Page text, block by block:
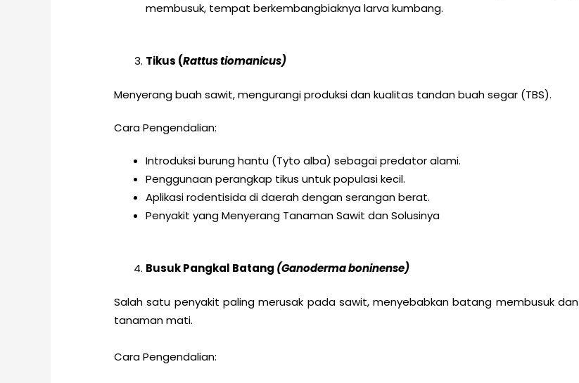
membusuk, tempat berkembangbiaknya larva kumbang.
Tikus (Rattus tiomanicus)
Menyerang buah sawit, mengurangi produksi dan kualitas tandan buah segar (TBS).
Cara Pengendalian:
Introduksi burung hantu (Tyto alba) sebagai predator alami.
Penggunaan perangkap tikus untuk populasi kecil.
Aplikasi rodentisida di daerah dengan serangan berat.
Penyakit yang Menyerang Tanaman Sawit dan Solusinya
Busuk Pangkal Batang (Ganoderma boninense)
Salah satu penyakit paling merusak pada sawit, menyebabkan batang membusuk dan
tanaman mati.
Cara Pengendalian: